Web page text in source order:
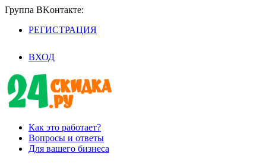
Группа BKoнтaктe:
РЕГИСТРАЦИЯ
ВХОД
Как это работает?
Вопросы и ответы
Для вашего бизнеса